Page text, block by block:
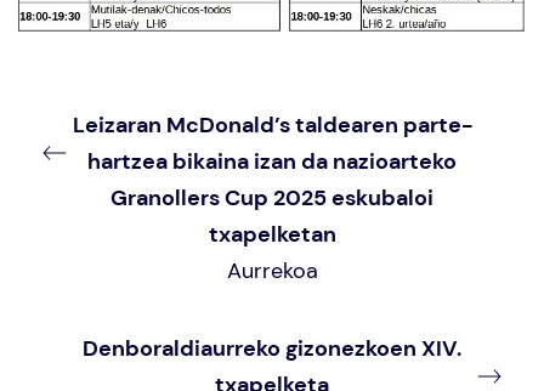
Leizaran McDonald’s taldearen parte-
hartzea bikaina izan da nazioarteko
Granollers Cup 2025 eskubaloi
txapelketan
Aurrekoa
Denboraldiaurreko gizonezkoen XIV.
txapelketa